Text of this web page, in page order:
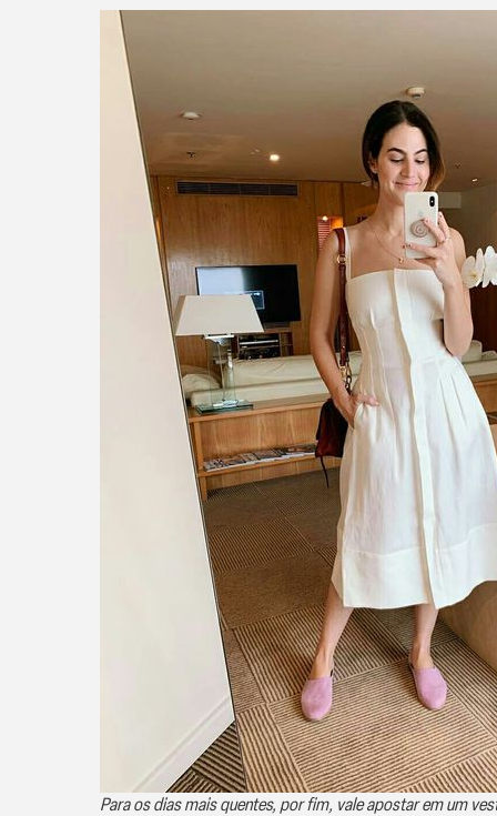
Para os dias mais quentes, por fim, vale apostar em um